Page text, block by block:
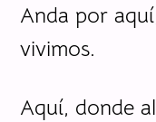
Anda por
vivimos.
Aquí, donde